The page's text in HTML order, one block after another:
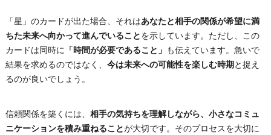
「星」のカードが出た場合、それはあなたと相手の関係が希望に満
ちた未来へ向かって進んでいることを示しています。ただし、この
カードは同時に 「時間が必要であること」 も伝えています。急いで
結果を求めるのではなく、 今は未来への可能性を楽しむ時期と捉え
るのが良いでしょう。
信頼関係を築くには、 相手の気持ちを理解しながら、小さなコミュ
ニケーションを積み重ねることが大切です。そのプロセスを大切に